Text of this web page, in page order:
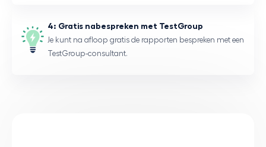
4: Gratis nabespreken met TestGroup
Je kunt na afloop gratis de rapporten bespreken met een
TestGroup-consultant.